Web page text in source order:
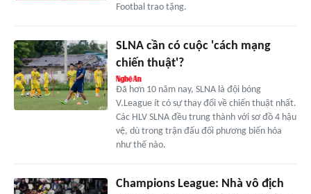
Footbal trao tặng.
SLNA cần có cuộc 'cách mạng
chiến thuật'?
Đã hơn 10 năm nay, SLNA là đội bóng
V.League ít có sự thay đổi về chiến thuật nhất.
Các HLV SLNA đều trung thành với sơ đồ 4 hậu
vệ, dù trong trận đấu đối phương biến hóa
như thế nào.
Champions League: Nhà vô địch